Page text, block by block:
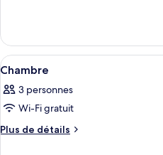
de
chambre :
Chambre
le
type
de
Chambre
Afficher
toutes
les
photos
pour
4
Chambre
3 personnes
Wi-Fi gratuit
Plus de détails
Plus